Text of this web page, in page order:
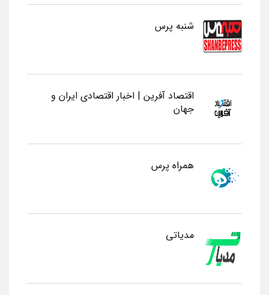
شنبه پرس
اقتصاد آفرین | اخبار اقتصادی ایران و
جهان
همراه پرس
مدیاتی